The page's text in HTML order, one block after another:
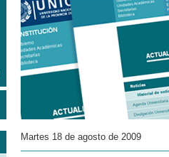
Martes 18 de agosto de 2009